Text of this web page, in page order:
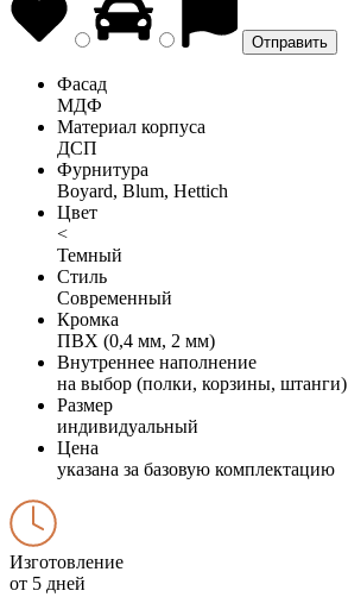
Фасад
МДФ
Материал корпуса
ДСП
Фурнитура
Boyard, Blum, Hettich
Цвет
<
Темный
Стиль
Современный
Кромка
ПВХ (0,4 мм, 2 мм)
Внутреннее наполнение
на выбор (полки, корзины, штанги)
Размер
индивидуальный
Цена
указана за базовую комплектацию
Изготовление
от 5 дней